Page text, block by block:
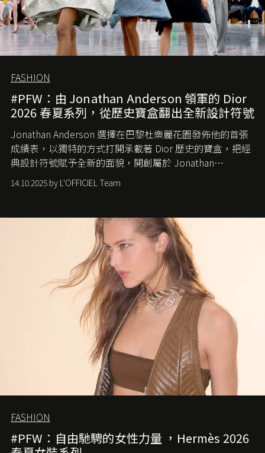
FASHION
#PFW：由 Jonathan Anderson 領軍的 Dior
2026 春夏系列，從歷史寶盒翻出全新設計符號
Jonathan Anderson 選擇在巴黎杜樂麗花園發佈他的首張
成績表，以獨特的方式打開承載著 Dior 歷史的寶盒，把經
典設計符號賦予全新的面貌，開創屬於 Jonathan
Anderson 的 Dior 時代。
14.10.2025 by L'OFFICIEL Team
FASHION
#PFW：自由馳騁的女性力量 ，Hermès 2026